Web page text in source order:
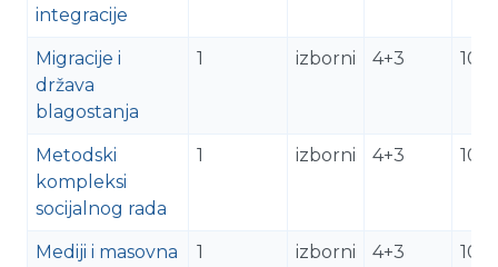
integracije
Migracije i
država
blagostanja
1 izborni 4+3 10
Metodski
kompleksi
socijalnog rada
1 izborni 4+3 10
Mediji i masovna
1 izborni 4+3 10